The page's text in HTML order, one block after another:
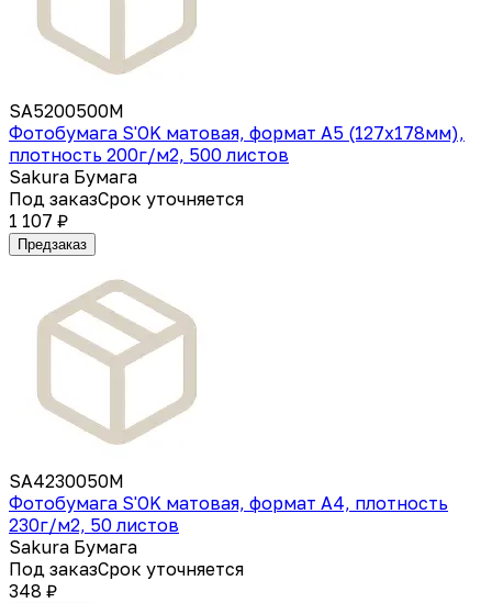
SA5200500M
Фотобумага S'OK матовая, формат А5 (127x178мм),
плотность 200г/м2, 500 листов
Sakura Бумага
Под заказСрок уточняется
1 107 ₽
Предзаказ
SA4230050M
Фотобумага S'OK матовая, формат А4, плотность
230г/м2, 50 листов
Sakura Бумага
Под заказСрок уточняется
348 ₽